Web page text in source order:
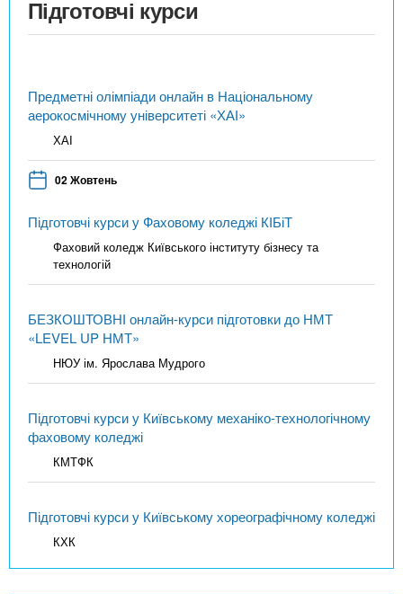
Підготовчі курси
Предметні олімпіади онлайн в Національному
аерокосмічному університеті «ХАІ»
ХАІ
02 Жовтень
Підготовчі курси у Фаховому коледжі КІБіТ
Фаховий коледж Київського інституту бізнесу та
технологій
БЕЗКОШТОВНІ онлайн-курси підготовки до НМТ
«LEVEL UP НМТ»
НЮУ ім. Ярослава Мудрого
Підготовчі курси у Київському механіко-технологічному
фаховому коледжі
КМТФК
Підготовчі курси у Київському хореографічному коледжі
КХК